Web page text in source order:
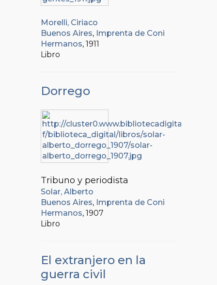
Morelli, Ciriaco
Buenos Aires, Imprenta de Coni
Hermanos, 1911
Libro
Dorrego
Tribuno y periodista
Solar, Alberto
Buenos Aires, Imprenta de Coni
Hermanos, 1907
Libro
El extranjero en la
guerra civil